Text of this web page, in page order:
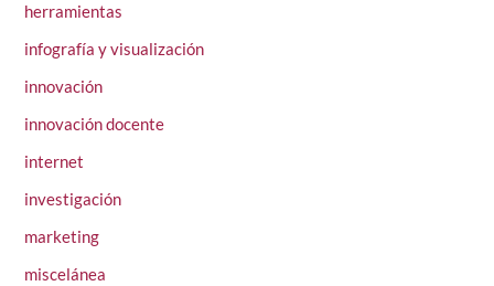
herramientas
infografía y visualización
innovación
innovación docente
internet
investigación
marketing
miscelánea